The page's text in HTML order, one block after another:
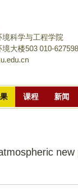
境科学与工程学院
大楼503 010-
课程 新闻